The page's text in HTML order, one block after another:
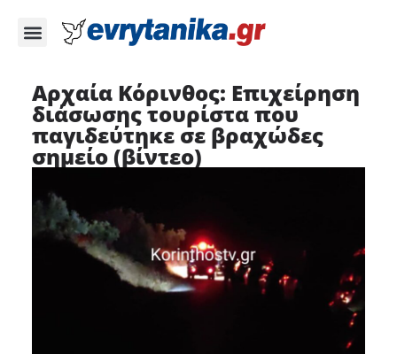
Αρχαία Κόρινθος: Επιχείρηση
διάσωσης τουρίστα που
παγιδεύτηκε σε βραχώδες
σημείο (βίντεο)